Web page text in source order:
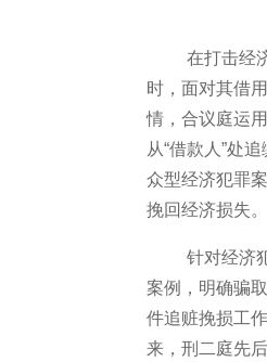
在打击经
时，面对其借
情，合议庭运
从“借款人”处
众型经济犯罪
挽回经济损失。
针对经济
案例，明确骗
件追赃挽损工
来，刑二庭先